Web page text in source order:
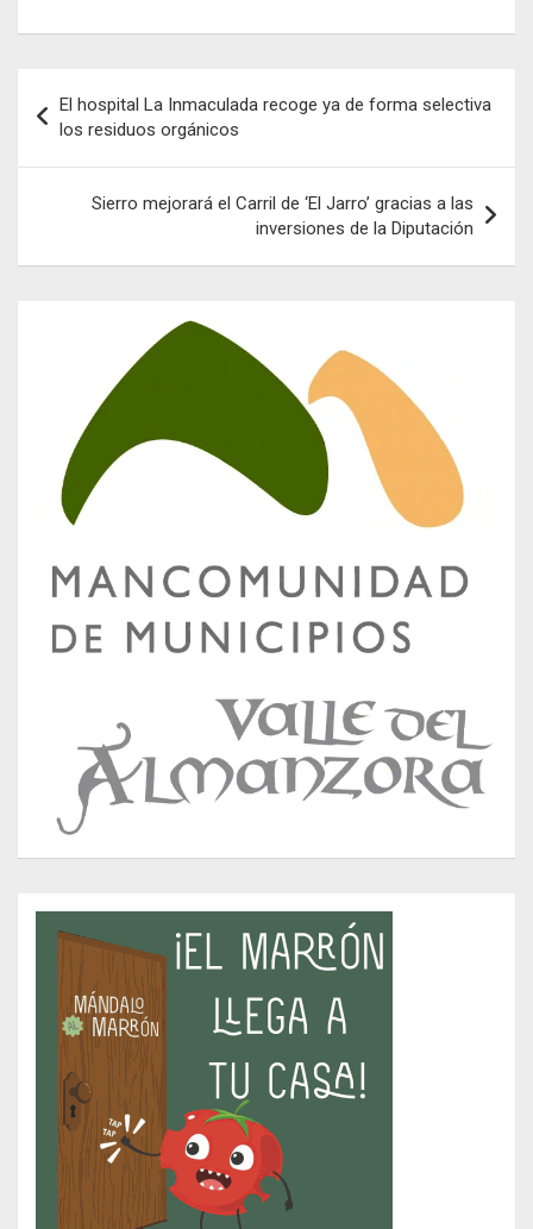
de
entradas
El hospital La Inmaculada recoge ya de forma selectiva
los residuos orgánicos
Sierro mejorará el Carril de ‘El Jarro’ gracias a las
inversiones de la Diputación